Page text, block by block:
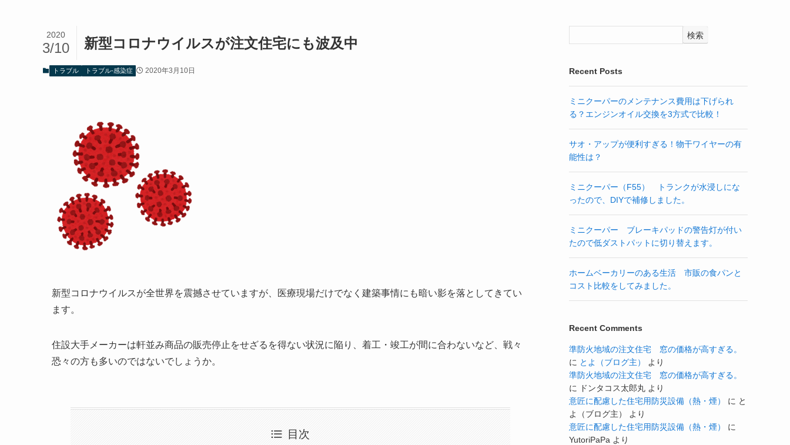
新型コロナウイルスが注文住宅にも波及中
2020
3/10
トラブル トラブル-感染症 2020年3月10日
新型コロナウイルスが全世界を震撼させていますが、医療現場だけでなく建築事情にも暗い影を落としてきてい
ます。
住設大手メーカーは軒並み商品の販売停止をせざるを得ない状況に陥り、着工・竣工が間に合わないなど、戦々
恐々の方も多いのではないでしょうか。
目次
検索
Recent Posts
ミニクーパーのメンテナンス費用は下げられ
る？エンジンオイル交換を3方式で比較！
サオ・アップが便利すぎる！物干ワイヤーの有
能性は？
ミニクーパー（F55） トランクが水浸しにな
ったので、DIYで補修しました。
ミニクーパー ブレーキパッドの警告灯が付い
たので低ダストパットに切り替えます。
ホームベーカリーのある生活 市販の食パンと
コスト比較をしてみました。
Recent Comments
準防火地域の注文住宅 窓の価格が高すぎる。
に とよ（ブログ主）
より
準防火地域の注文住宅 窓の価格が高すぎる。
に
ドンタコス太郎丸 より
意匠に配慮した住宅用防災設備（熱・煙）
に と
よ（ブログ主）
より
意匠に配慮した住宅用防災設備（熱・煙）
に
YutoriPaPa より